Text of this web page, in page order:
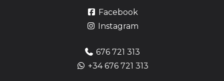
Facebook
Instagram
676 721 313
+34 676 721 313